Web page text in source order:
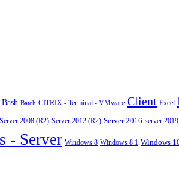
Bash Batch CITRIX - Terminal - VMware Client Excel
Server 2008 (R2) Server 2012 (R2) Server 2016 server 2019
- Server Windows 8 Windows 8.1 Windows